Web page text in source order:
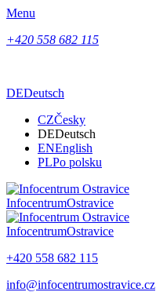
Menu
+420 558 682 115
DEDeutsch
CZČesky
DEDeutsch
ENEnglish
PLPo polsku
InfocentrumOstravice
InfocentrumOstravice
+420 558 682 115
info@infocentrumostravice.cz